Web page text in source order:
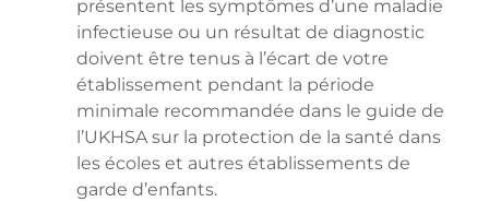
présentent les symptômes d’une maladie
infectieuse ou un résultat de diagnostic
doivent être tenus à l’écart de votre
établissement pendant la période
minimale recommandée dans le guide de
l’UKHSA sur la protection de la santé dans
les écoles et autres établissements de
garde d’enfants.